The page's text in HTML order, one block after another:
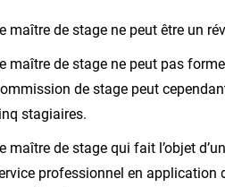
maître de stage ne peut être un
maître de stage ne peut pas
de stage peut
stagiaires.
maître de stage qui fait l’objet
professionnel en application